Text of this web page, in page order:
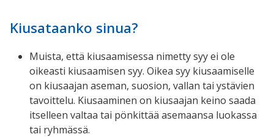
Kiusataanko sinua?
Muista, että kiusaamisessa nimetty syy ei ole
oikeasti kiusaamisen syy. Oikea syy kiusaamiselle
on kiusaajan aseman, suosion, vallan tai ystävien
tavoittelu. Kiusaaminen on kiusaajan keino saada
itselleen valtaa tai pönkittää asemaansa luokassa
tai ryhmässä.